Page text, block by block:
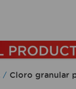
Cloro granular